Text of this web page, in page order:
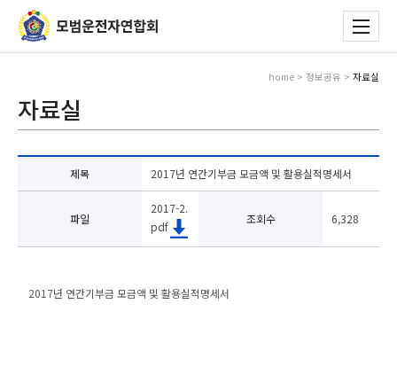
자료실
home > 정보공유 > 자료실
제목 2017년 연간기부금 모금액 및 활용실적명세서
파일
2017-2.
pdf
조회수 6,328
2017년 연간기부금 모금액 및 활용실적명세서